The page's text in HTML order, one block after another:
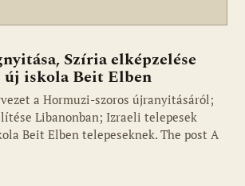
Szíria elképzelése
új iskola Beit Elben
a Hormuzi-szoros újranyitásáról;
Libanonban; Izraeli telepesek
Beit Elben telepeseknek. The post A